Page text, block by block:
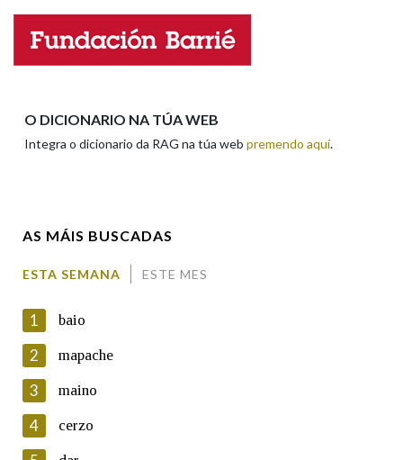
Nome
En cumprimento da normativa vixente en materia de
Protección de Datos de Carácter Persoal, a Real Academia
Galega informa a aqueles usuarios que faciliten o seu correo
electrónico, así como calquera outra información de carácter
O DICIONARIO NA TÚA WEB
Integra o dicionario da RAG na túa web premendo aquí.
AS MÁIS BUSCADAS
ESTA SEMANA ESTE MES
1 baio
2 mapache
3 maino
4 cerzo